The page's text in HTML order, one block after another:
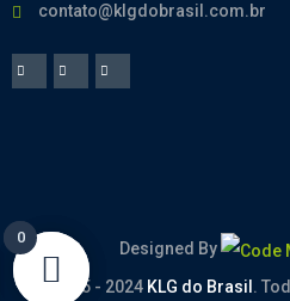
contato@klgdobrasil.com.br
Designed By
© 2005 - 2024 KLG do Brasil.
0
0